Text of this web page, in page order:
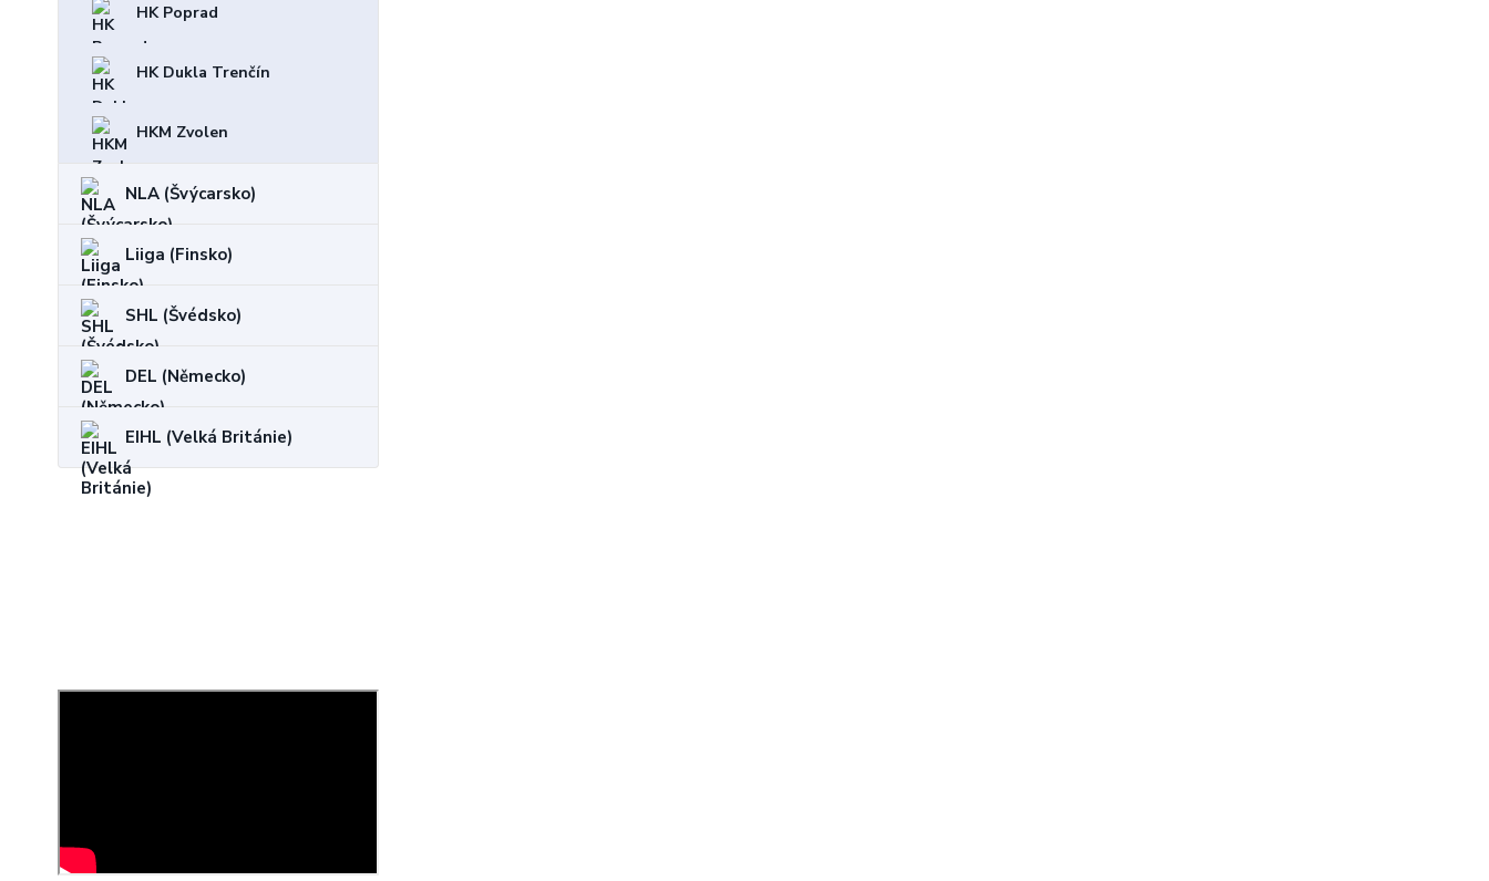
HK Poprad
HK Dukla Trenčín
HKM Zvolen
NLA (Švýcarsko)
Liiga (Finsko)
SHL (Švédsko)
DEL (Německo)
EIHL (Velká Británie)